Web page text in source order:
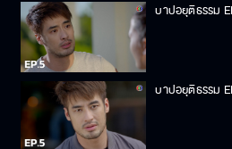
บาปอยุติธรรม
บาปอยุติธรรม